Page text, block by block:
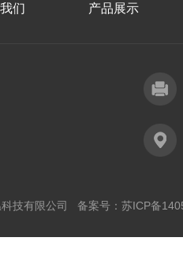
们 产品展示
技有限公司 备案号： 苏ICP备